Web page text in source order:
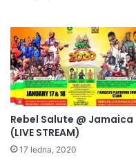
Rebel Salute @ Jamaica
(LIVE STREAM)
17 ledna, 2020